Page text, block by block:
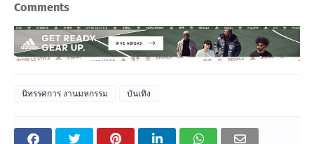
Comments
นิทรรศการ งานมหกรรม บันเทิง